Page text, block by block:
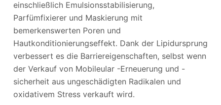
einschließlich Emulsionsstabilisierung,
Parfümfixierer und Maskierung mit
bemerkenswerten Poren und
Hautkonditionierungseffekt. Dank der Lipidursprung
verbessert es die Barriereigenschaften, selbst wenn
der Verkauf von Mobileular -Erneuerung und -
sicherheit aus ungeschädigten Radikalen und
oxidativem Stress verkauft wird.